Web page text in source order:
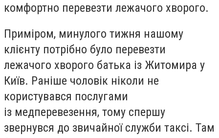
комфортно перевезти лежачого хворого.
Приміром, минулого тижня нашому
клієнту потрібно було перевезти
лежачого хворого батька із Житомира у
Київ. Раніше чоловік ніколи не
користувався послугами
із медперевезення, тому спершу
звернувся до звичайної служби таксі. Там